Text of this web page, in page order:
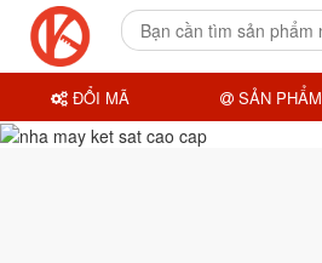
ĐỔI MÃ SẢN PHẨM